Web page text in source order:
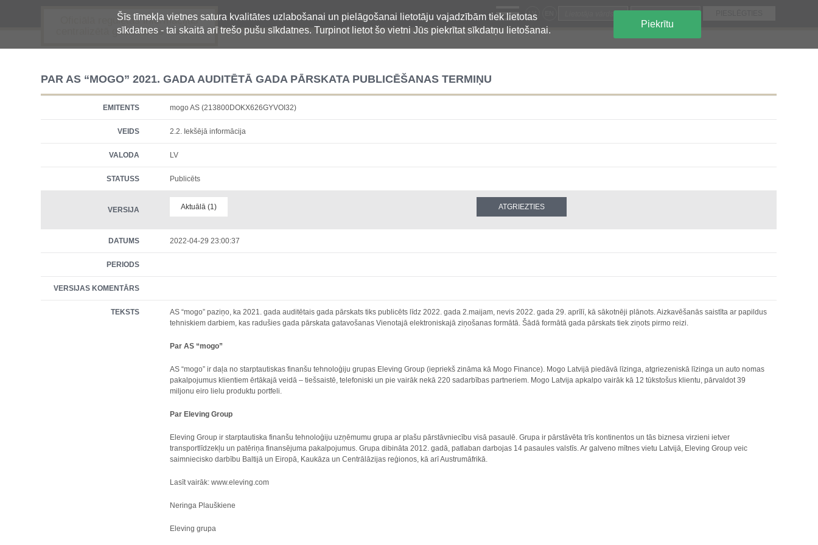
Šīs tīmekļa vietnes satura kvalitātes uzlabošanai un pielāgošanai lietotāju vajadzībām tiek lietotas
sīkdatnes - tai skaitā arī trešo pušu sīkdatnes. Turpinot lietot šo vietni Jūs piekrītat sīkdatņu lietošanai.
Piekrītu
Oficiālā regulētās informācijas
centralizētā glabāšanas sistēma
LV
PAR AS “MOGO” 2021. GADA AUDITĒTĀ GADA PĀRSKATA PUBLICĒŠANAS TERMIŅU
EMITENTS mogo AS (213800DOKX626GYVOI32)
VEIDS 2.2. Iekšējā informācija
VALODA LV
STATUSS Publicēts
VERSIJA Aktuālā (1)
DATUMS 2022-04-29 23:00:37
PERIODS
VERSIJAS KOMENTĀRS
TEKSTS
AS “mogo” paziņo, ka 2021. gada auditētais gada pārskats tiks publicēts līdz 2022. gada 2.maijam, nevis 2022. gada 29. aprīlī, kā sākotnēji plānots. Aizkavēšanās saistīta ar papildus
tehniskiem darbiem, kas radušies gada pārskata gatavošanas Vienotajā elektroniskajā ziņošanas formātā. Šādā formātā gada pārskats tiek ziņots pirmo reizi.
Par AS “mogo”
AS “mogo” ir daļa no starptautiskas finanšu tehnoloģiju grupas Eleving Group (iepriekš zināma kā Mogo Finance). Mogo Latvijā piedāvā līzinga, atgriezeniskā līzinga un auto nomas
pakalpojumus klientiem ērtākajā veidā – tiešsaistē, telefoniski un pie vairāk nekā 220 sadarbības partneriem. Mogo Latvija apkalpo vairāk kā 12 tūkstošus klientu, pārvaldot 39
miljonu eiro lielu produktu portfeli.
Par Eleving Group
Eleving Group ir starptautiska finanšu tehnoloģiju uzņēmumu grupa ar plašu pārstāvniecību visā pasaulē. Grupa ir pārstāvēta trīs kontinentos un tās biznesa virzieni ietver
transportlīdzekļu un patēriņa finansējuma pakalpojumus. Grupa dibināta 2012. gadā, patlaban darbojas 14 pasaules valstīs. Ar galveno mītnes vietu Latvijā, Eleving Group veic
saimniecisko darbību Baltijā un Eiropā, Kaukāza un Centrālāzijas reģionos, kā arī Austrumāfrikā.
Lasīt vairāk: www.eleving.com
Neringa Plauškiene
Eleving grupa